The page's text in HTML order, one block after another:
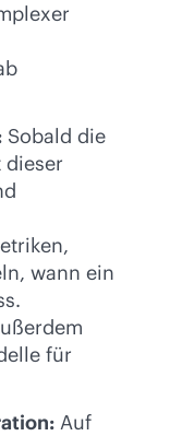
Sobald die
wann ein
für
Auf